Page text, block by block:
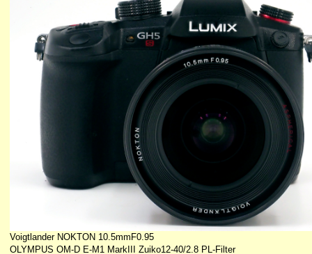
Voigtlander NOKTON 10.5mmF0.95
OLYMPUS OM-D E-M1 MarkIII Zuiko12-40/2.8 PL-Filter